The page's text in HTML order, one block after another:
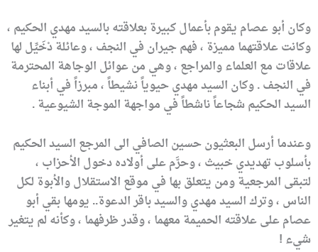
وكان أبو عصام يقوم بأعمال كبيرة بعلاقته بالسيد مهدي الحكيم ،
وكانت علاقتهما مميزة ، فهم جيران في النجف ، وعائلة دْخَيِّل لها
علاقات مع العلماء والمراجع ، وهي من عوائل الوجاهة المحترمة
في النجف . وكان السيد مهدي حيوياً نشيطاً ، مبرزاً في أبناء
السيد الحكيم شجاعاً ناشطاً في مواجهة الموجة الشيوعية .
وعندما أرسل البعثيون حسين الصافي الى المرجع السيد الحكيم
بأسلوب تهديدي خبيث ، وحرَّم على أولاده دخول الأحزاب ،
لتبقى المرجعية ومن يتعلق بها في موقع الاستقلال والأبوة لكل
الناس ، وترك السيد مهدي والسيد باقر الدعوة.. يومها بقي أبو
عصام على علاقته الحميمة معهما ، وقدر ظرفهما ، وكأنه لم يتغير
شيء !